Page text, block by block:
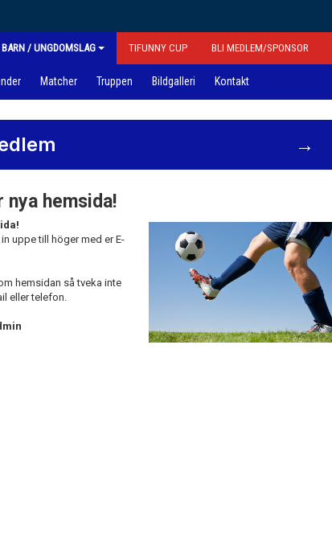
BARN / UNGDOMSLAG TIFUNNY CUP BLI MEDLEM/SPONSOR
Matcher Truppen Bildgalleri Kontakt
→
nya hemsida!
uppe till höger med er E-
hemsidan så tveka inte
eller telefon.